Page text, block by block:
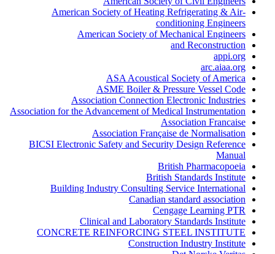
American Society of Heating Refrigerating & Air-
conditioning Engineers
American Society of Mechanical Engineers
and Reconstruction
appi.org
arc.aiaa.org
ASA Acoustical Society of America
ASME Boiler & Pressure Vessel Code
Association Connection Electronic Industries
Association for the Advancement of Medical Instrumentation
Association Francaise
Association Française de Normalisation
BICSI Electronic Safety and Security Design Reference
Manual
British Pharmacopoeia
British Standards Institute
Building Industry Consulting Service International
Canadian standard association
Cengage Learning PTR
Clinical and Laboratory Standards Institute
CONCRETE REINFORCING STEEL INSTITUTE
Construction Industry Institute